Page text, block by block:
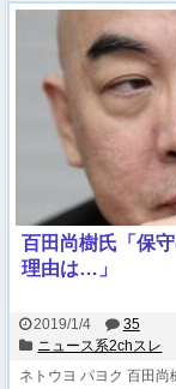
百田尚樹氏「保
理由は…」
2019/1/4
35
ニュース系2chスレ
ネトウヨ パヨク 百田尚